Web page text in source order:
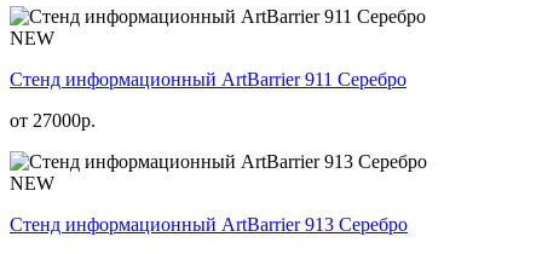
NEW
Стенд информационный АrtBarrier 911 Серебро
от 27000р.
NEW
Стенд информационный АrtBarrier 913 Серебро